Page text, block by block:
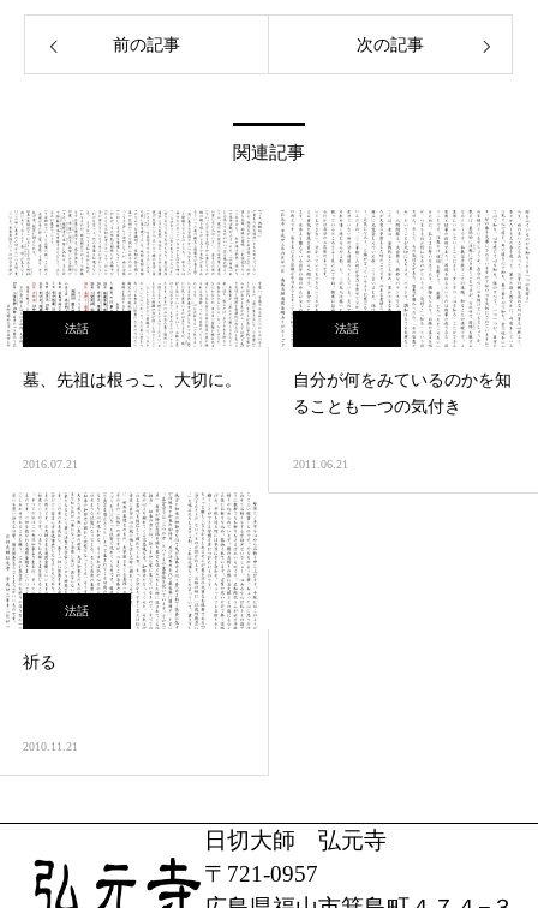
前の記事 次の記事
関連記事
法話
墓、先祖は根っこ、大切に。
2016.07.21
法話
自分が何をみているのかを知
ることも一つの気付き
2011.06.21
法話
祈る
2010.11.21
日切大師 弘元寺
〒721-0957